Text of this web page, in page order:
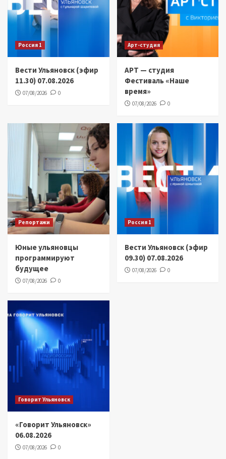
Россия 1
Вести Ульяновск (эфир
11.30) 07.08.2026
07/08/2026 0
Арт-студия
АРТ — студия
Фестиваль «Наше
время»
07/08/2026 0
Репортажи
Юные ульяновцы
программируют
будущее
07/08/2026 0
Россия 1
Вести Ульяновск (эфир
09.30) 07.08.2026
07/08/2026 0
Говорит Ульяновск
«Говорит Ульяновск»
06.08.2026
07/08/2026 0